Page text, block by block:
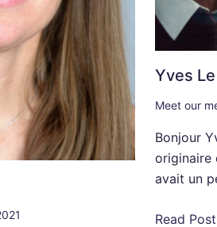
Yves
Meet our
Bonjour
originaire
avait un
Read